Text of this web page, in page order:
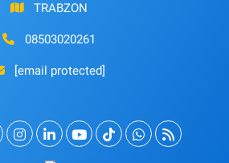
TRABZON
08503020261
[email protected]